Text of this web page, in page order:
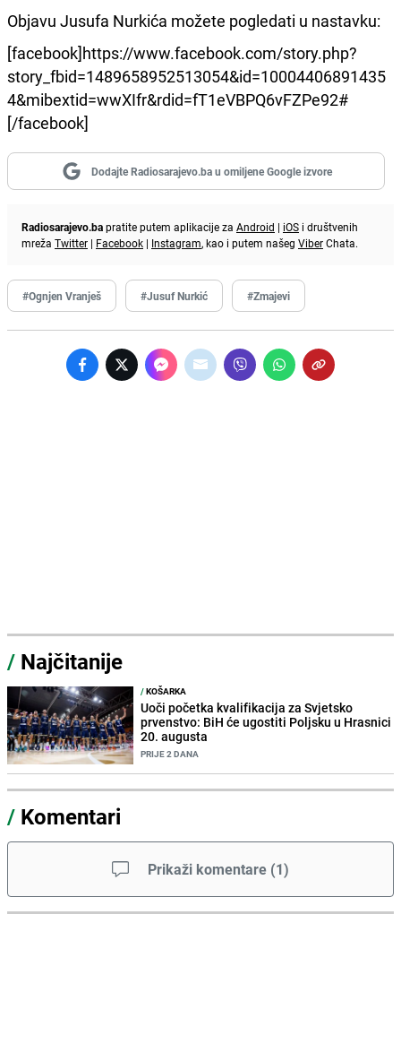
Objavu Jusufa Nurkića možete pogledati u nastavku:
[facebook]https://www.facebook.com/story.php?
story_fbid=1489658952513054&id=10004406891435
4&mibextid=wwXIfr&rdid=fT1eVBPQ6vFZPe92#
[/facebook]
Dodajte Radiosarajevo.ba u omiljene Google izvore
Radiosarajevo.bapratite putem aplikacije za Android | iOS i društvenih
mreža Twitter | Facebook | Instagram, kao i putem našeg ViberChata.
#Ognjen Vranješ #Jusuf Nurkić #Zmajevi
/ Najčitanije
/KOŠARKA
Uoči početka kvalifikacija za Svjetsko
prvenstvo: BiH će ugostiti Poljsku u Hrasnici
20. augusta
PRIJE 2 DANA
/ Komentari
Prikaži komentare (1)